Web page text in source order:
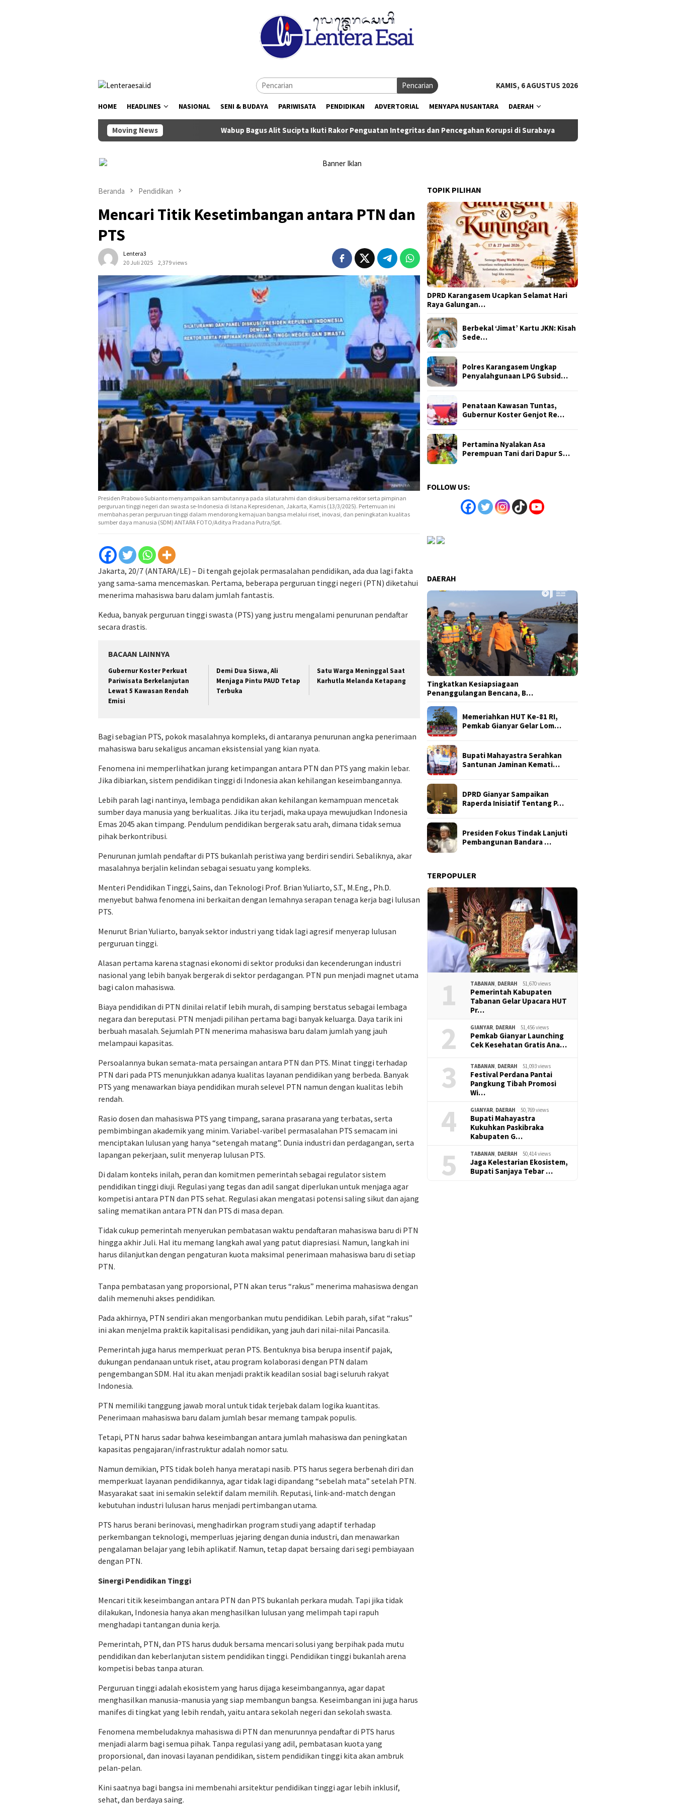
Pencarian KAMIS, 6 AGUSTUS 2026
HOME HEADLINES NASIONAL SENI & BUDAYA PARIWISATA PENDIDIKAN ADVERTORIAL MENYAPA NUSANTARA DAERAH
Moving NewsWabup Bagus Alit Sucipta Ikuti Rakor Penguatan Integritas dan Pencegahan Korupsi di Surabaya Ketua Komisi III DPRD Badung Dukung
Beranda Pendidikan
Mencari Titik Kesetimbangan antara PTN dan
PTS
Lentera3
20 Juli 2025
2,379 views
Presiden Prabowo Subianto menyampaikan sambutannya pada silaturahmi dan diskusi bersama rektor serta pimpinan
perguruan tinggi negeri dan swasta se-Indonesia di Istana Kepresidenan, Jakarta, Kamis (13/3/2025). Pertemuan ini
membahas peran perguruan tinggi dalam mendorong kemajuan bangsa melalui riset, inovasi, dan peningkatan kualitas
sumber daya manusia (SDM) ANTARA FOTO/Aditya Pradana Putra/Spt.
Jakarta, 20/7 (ANTARA/LE) – Di tengah gejolak permasalahan pendidikan, ada dua lagi fakta
yang sama-sama mencemaskan. Pertama, beberapa perguruan tinggi negeri (PTN) diketahui
menerima mahasiswa baru dalam jumlah fantastis.
Kedua, banyak perguruan tinggi swasta (PTS) yang justru mengalami penurunan pendaftar
secara drastis.
BACAAN LAINNYA
Gubernur Koster Perkuat
Pariwisata Berkelanjutan
Lewat 5 Kawasan Rendah
Emisi
Demi Dua Siswa, Ali
Menjaga Pintu PAUD Tetap
Terbuka
Satu Warga Meninggal Saat
Karhutla Melanda Ketapang
Bagi sebagian PTS, pokok masalahnya kompleks, di antaranya penurunan angka penerimaan
mahasiswa baru sekaligus ancaman eksistensial yang kian nyata.
Fenomena ini memperlihatkan jurang ketimpangan antara PTN dan PTS yang makin lebar.
Jika dibiarkan, sistem pendidikan tinggi di Indonesia akan kehilangan keseimbangannya.
Lebih parah lagi nantinya, lembaga pendidikan akan kehilangan kemampuan mencetak
sumber daya manusia yang berkualitas. Jika itu terjadi, maka upaya mewujudkan Indonesia
Emas 2045 akan timpang. Pendulum pendidikan bergerak satu arah, dimana tidak semua
pihak berkontribusi.
Penurunan jumlah pendaftar di PTS bukanlah peristiwa yang berdiri sendiri. Sebaliknya, akar
masalahnya berjalin kelindan sebagai sesuatu yang kompleks.
Menteri Pendidikan Tinggi, Sains, dan Teknologi Prof. Brian Yuliarto, S.T., M.Eng., Ph.D.
menyebut bahwa fenomena ini berkaitan dengan lemahnya serapan tenaga kerja bagi lulusan
PTS.
Menurut Brian Yuliarto, banyak sektor industri yang tidak lagi agresif menyerap lulusan
perguruan tinggi.
Alasan pertama karena stagnasi ekonomi di sektor produksi dan kecenderungan industri
nasional yang lebih banyak bergerak di sektor perdagangan. PTN pun menjadi magnet utama
bagi calon mahasiswa.
Biaya pendidikan di PTN dinilai relatif lebih murah, di samping berstatus sebagai lembaga
negara dan bereputasi. PTN menjadi pilihan pertama bagi banyak keluarga. Daya tarik ini
berbuah masalah. Sejumlah PTN menerima mahasiswa baru dalam jumlah yang jauh
melampaui kapasitas.
Persoalannya bukan semata-mata persaingan antara PTN dan PTS. Minat tinggi terhadap
PTN dari pada PTS menunjukkan adanya kualitas layanan pendidikan yang berbeda. Banyak
PTS yang menawarkan biaya pendidikan murah selevel PTN namun dengan kualitas lebih
rendah.
Rasio dosen dan mahasiswa PTS yang timpang, sarana prasarana yang terbatas, serta
pembimbingan akademik yang minim. Variabel-varibel permasalahan PTS semacam ini
menciptakan lulusan yang hanya “setengah matang”. Dunia industri dan perdagangan, serta
lapangan pekerjaan, sulit menyerap lulusan PTS.
Di dalam konteks inilah, peran dan komitmen pemerintah sebagai regulator sistem
pendidikan tinggi diuji. Regulasi yang tegas dan adil sangat diperlukan untuk menjaga agar
kompetisi antara PTN dan PTS sehat. Regulasi akan mengatasi potensi saling sikut dan ajang
saling mematikan antara PTN dan PTS di masa depan.
Tidak cukup pemerintah menyerukan pembatasan waktu pendaftaran mahasiswa baru di PTN
hingga akhir Juli. Hal itu memang langkah awal yang patut diapresiasi. Namun, langkah ini
harus dilanjutkan dengan pengaturan kuota maksimal penerimaan mahasiswa baru di setiap
PTN.
Tanpa pembatasan yang proporsional, PTN akan terus “rakus” menerima mahasiswa dengan
dalih memenuhi akses pendidikan.
Pada akhirnya, PTN sendiri akan mengorbankan mutu pendidikan. Lebih parah, sifat “rakus”
ini akan menjelma praktik kapitalisasi pendidikan, yang jauh dari nilai-nilai Pancasila.
Pemerintah juga harus memperkuat peran PTS. Bentuknya bisa berupa insentif pajak,
dukungan pendanaan untuk riset, atau program kolaborasi dengan PTN dalam
pengembangan SDM. Hal itu akan menjadi praktik keadilan sosial bagi seluruh rakyat
Indonesia.
PTN memiliki tanggung jawab moral untuk tidak terjebak dalam logika kuantitas.
Penerimaan mahasiswa baru dalam jumlah besar memang tampak populis.
Tetapi, PTN harus sadar bahwa keseimbangan antara jumlah mahasiswa dan peningkatan
kapasitas pengajaran/infrastruktur adalah nomor satu.
Namun demikian, PTS tidak boleh hanya meratapi nasib. PTS harus segera berbenah diri dan
memperkuat layanan pendidikannya, agar tidak lagi dipandang “sebelah mata” setelah PTN.
Masyarakat saat ini semakin selektif dalam memilih. Reputasi, link-and-match dengan
kebutuhan industri lulusan harus menjadi pertimbangan utama.
PTS harus berani berinovasi, menghadirkan program studi yang adaptif terhadap
perkembangan teknologi, memperluas jejaring dengan dunia industri, dan menawarkan
pengalaman belajar yang lebih aplikatif. Namun, tetap dapat bersaing dari segi pembiayaan
dengan PTN.
Sinergi Pendidikan Tinggi
Mencari titik keseimbangan antara PTN dan PTS bukanlah perkara mudah. Tapi jika tidak
dilakukan, Indonesia hanya akan menghasilkan lulusan yang melimpah tapi rapuh
menghadapi tantangan dunia kerja.
Pemerintah, PTN, dan PTS harus duduk bersama mencari solusi yang berpihak pada mutu
pendidikan dan keberlanjutan sistem pendidikan tinggi. Pendidikan tinggi bukanlah arena
kompetisi bebas tanpa aturan.
Perguruan tinggi adalah ekosistem yang harus dijaga keseimbangannya, agar dapat
menghasilkan manusia-manusia yang siap membangun bangsa. Keseimbangan ini juga harus
manifes di tingkat yang lebih rendah, yaitu antara sekolah negeri dan sekolah swasta.
Fenomena membeludaknya mahasiswa di PTN dan menurunnya pendaftar di PTS harus
menjadi alarm bagi semua pihak. Tanpa regulasi yang adil, pembatasan kuota yang
proporsional, dan inovasi layanan pendidikan, sistem pendidikan tinggi kita akan ambruk
pelan-pelan.
Kini saatnya bagi bangsa ini membenahi arsitektur pendidikan tinggi agar lebih inklusif,
sehat, dan berdaya saing.
TOPIK PILIHAN
DPRD Karangasem Ucapkan Selamat Hari
Raya Galungan…
Berbekal ‘Jimat’ Kartu JKN: Kisah
Sede…
Polres Karangasem Ungkap
Penyalahgunaan LPG Subsid…
Penataan Kawasan Tuntas,
Gubernur Koster Genjot Re…
Pertamina Nyalakan Asa
Perempuan Tani dari Dapur S…
FOLLOW US:
DAERAH
Tingkatkan Kesiapsiagaan
Penanggulangan Bencana, B…
Memeriahkan HUT Ke-81 RI,
Pemkab Gianyar Gelar Lom…
Bupati Mahayastra Serahkan
Santunan Jaminan Kemati…
DPRD Gianyar Sampaikan
Raperda Inisiatif Tentang P…
Presiden Fokus Tindak Lanjuti
Pembangunan Bandara …
TERPOPULER
1 TABANAN, DAERAH 51,670 views
Pemerintah Kabupaten
Tabanan Gelar Upacara HUT
Pr…
2 GIANYAR, DAERAH 51,456 views
Pemkab Gianyar Launching
Cek Kesehatan Gratis Ana…
3 TABANAN, DAERAH 51,093 views
Festival Perdana Pantai
Pangkung Tibah Promosi
Wi…
4 GIANYAR, DAERAH 50,769 views
Bupati Mahayastra
Kukuhkan Paskibraka
Kabupaten G…
5 TABANAN, DAERAH 50,414 views
Jaga Kelestarian Ekosistem,
Bupati Sanjaya Tebar …